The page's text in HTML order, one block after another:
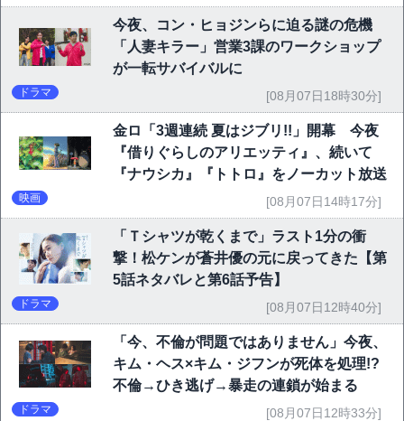
今夜、コン・ヒョジンらに迫る謎の危機
「人妻キラー」営業3課のワークショップ
が一転サバイバルに
ドラマ [08月07日18時30分]
金ロ「3週連続 夏はジブリ!!」開幕 今夜
『借りぐらしのアリエッティ』、続いて
『ナウシカ』『トトロ』をノーカット放送
映画 [08月07日14時17分]
「Ｔシャツが乾くまで」ラスト1分の衝
撃！松ケンが蒼井優の元に戻ってきた【第
5話ネタバレと第6話予告】
ドラマ [08月07日12時40分]
「今、不倫が問題ではありません」今夜、
キム・ヘス×キム・ジフンが死体を処理!?
不倫→ひき逃げ→暴走の連鎖が始まる
ドラマ [08月07日12時33分]